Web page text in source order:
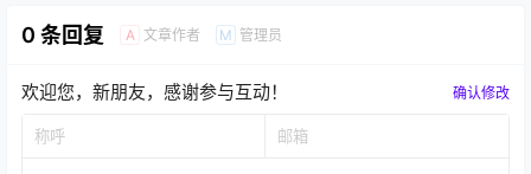
0 条回复 A 文章作者 M 管理员
欢迎您，新朋友，感谢参与互动！ 确认修改